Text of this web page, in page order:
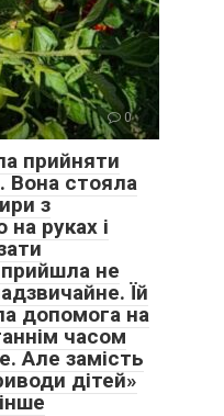
0
прийняти
Вона стояла
з
руках і
не
Їй
допомога на
часом
Але замість
дітей»